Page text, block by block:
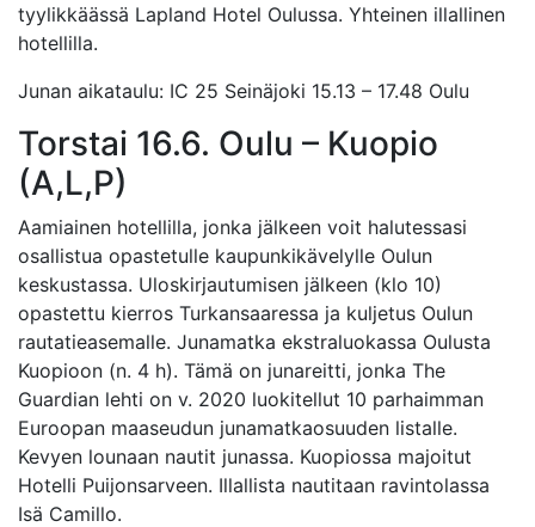
tyylikkäässä Lapland Hotel Oulussa. Yhteinen illallinen
hotellilla.
Junan aikataulu: IC 25 Seinäjoki 15.13 – 17.48 Oulu
Torstai 16.6. Oulu – Kuopio
(A,L,P)
Aamiainen hotellilla, jonka jälkeen voit halutessasi
osallistua opastetulle kaupunkikävelylle Oulun
keskustassa. Uloskirjautumisen jälkeen (klo 10)
opastettu kierros Turkansaaressa ja kuljetus Oulun
rautatieasemalle. Junamatka ekstraluokassa Oulusta
Kuopioon (n. 4 h). Tämä on junareitti, jonka The
Guardian lehti on v. 2020 luokitellut 10 parhaimman
Euroopan maaseudun junamatkaosuuden listalle.
Kevyen lounaan nautit junassa. Kuopiossa majoitut
Hotelli Puijonsarveen. Illallista nautitaan ravintolassa
Isä Camillo.